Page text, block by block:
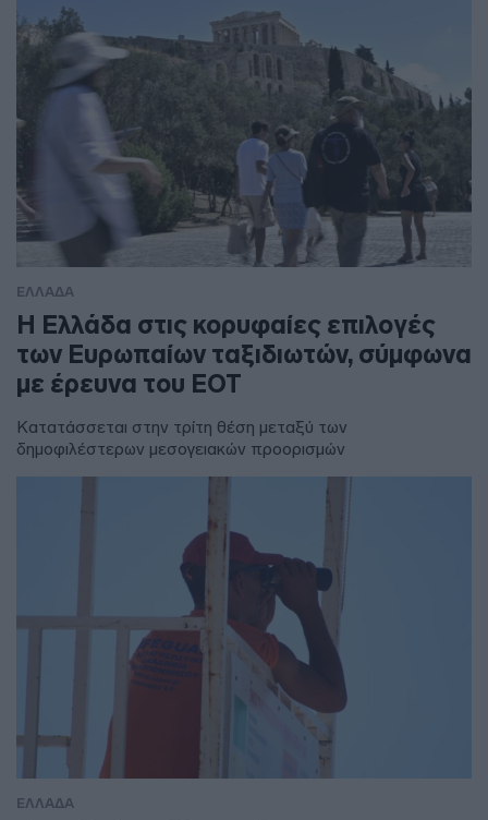
ΕΛΛΑΔΑ
Η Ελλάδα στις κορυφαίες επιλογές
των Ευρωπαίων ταξιδιωτών, σύμφωνα
με έρευνα του ΕΟΤ
Κατατάσσεται στην τρίτη θέση μεταξύ των
δημοφιλέστερων μεσογειακών προορισμών
ΕΛΛΑΔΑ